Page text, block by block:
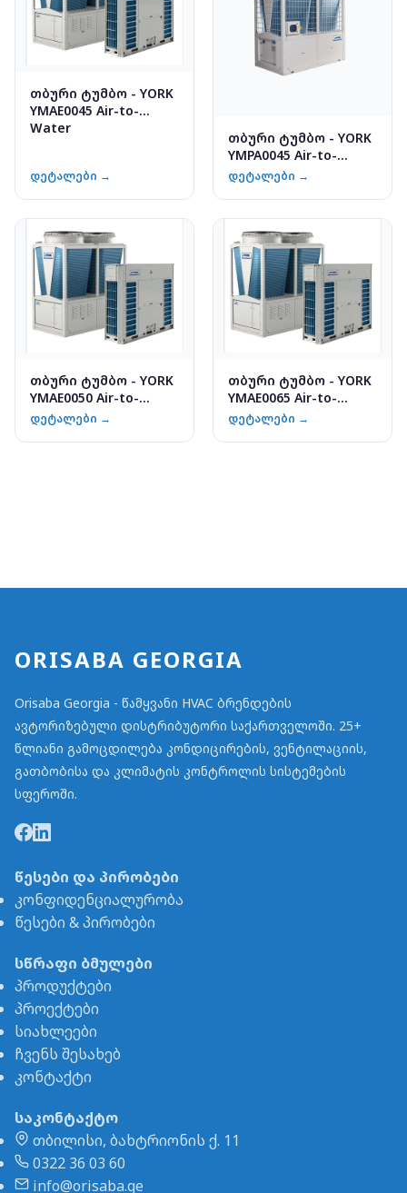
თბური ტუმბო - YORK
YMAE0045 Air-to-
Water
დეტალები →
თბური ტუმბო - YORK
YMPA0045 Air-to-
Water
დეტალები →
თბური ტუმბო - YORK
YMAE0050 Air-to-
Water
დეტალები →
თბური ტუმბო - YORK
YMAE0065 Air-to-
Water
დეტალები →
ORISABA GEORGIA
Orisaba Georgia - წამყვანი HVAC ბრენდების
ავტორიზებული დისტრიბუტორი საქართველოში. 25+
წლიანი გამოცდილება კონდიცირების, ვენტილაციის,
გათბობისა და კლიმატის კონტროლის სისტემების
სფეროში.
წესები და პირობები
კონფიდენციალურობა
წესები & პირობები
სწრაფი ბმულები
პროდუქტები
პროექტები
სიახლეები
ჩვენს შესახებ
კონტაქტი
საკონტაქტო
თბილისი, ბახტრიონის ქ. 11
0322 36 03 60
info@orisaba.ge